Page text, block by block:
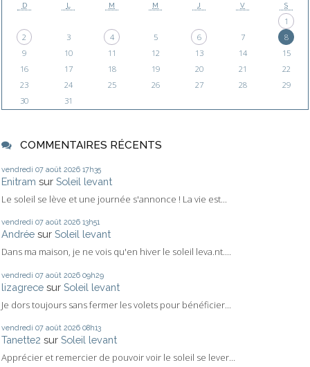
D L M M J V S
1
2
3 4 5 6 7
8
9
10 11 12 13 14
15
16
17 18 19 20 21
22
23
24 25 26 27 28
29
30
31
COMMENTAIRES RÉCENTS
vendredi 07 août 2026 17h35
Enitram sur Soleil levant
Le soleil se lève et une journée s'annonce ! La vie est...
vendredi 07 août 2026 13h51
Andrée sur Soleil levant
Dans ma maison, je ne vois qu'en hiver le soleil leva.nt....
vendredi 07 août 2026 09h29
lizagrece sur Soleil levant
Je dors toujours sans fermer les volets pour bénéficier...
vendredi 07 août 2026 08h13
Tanette2 sur Soleil levant
Apprécier et remercier de pouvoir voir le soleil se lever...